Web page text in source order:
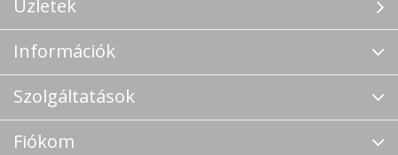
Üzletek
Információk
Szolgáltatások
Fiókom